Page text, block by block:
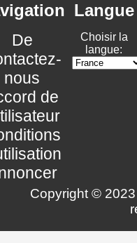
De
nous
de
Langue
Choisir la
langue:
Copyright ©